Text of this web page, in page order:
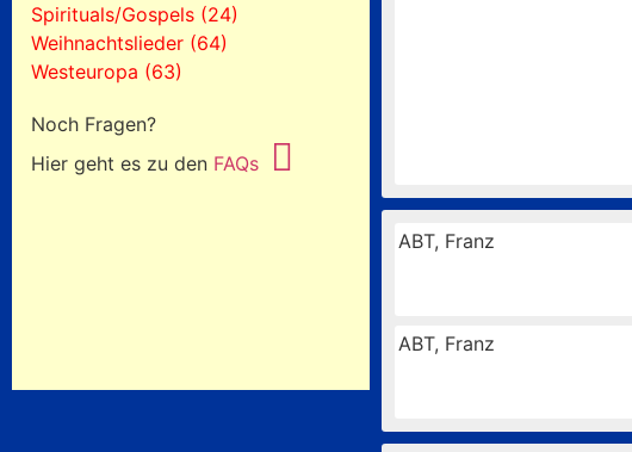
Spirituals/Gospels (24)
Weihnachtslieder (64)
Westeuropa (63)
Noch Fragen?
Hier geht es zu den FAQs
ABT, Franz
ABT, Franz